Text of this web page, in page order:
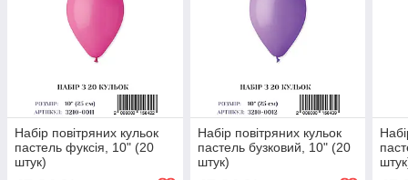
Набір повітряних кульок
пастель фуксія, 10" (20
штук)
Набір повітряних кульок
пастель бузковий, 10" (20
штук)